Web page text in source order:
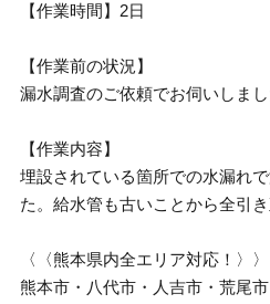
【作業時間】2日
【作業前の状況】
漏水調査のご依頼でお伺いしまし
【作業内容】
埋設されている箇所での水漏れ
た。給水管も古いことから全引
〈〈熊本県内全エリア対応！〉〉
熊本市・八代市・人吉市・荒尾